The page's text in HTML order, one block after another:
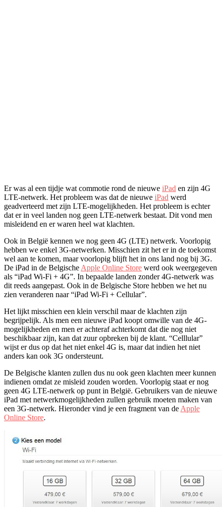
Er was al een tijdje wat commotie rond de nieuwe iPad en zijn 4G
LTE-netwerk. Het probleem was dat de nieuwe iPad werd
geadverteerd met zijn LTE-mogelijkheden. Het probleem is echter
dat er in veel landen nog geen LTE-netwerk bestaat. Dit vond men
misleidend en er waren heel wat klachten.
Ook in België kennen we nog geen 4G (LTE) netwerk. Voorlopig
hebben we enkel 3G-netwerken. Misschien zit het er in de toekomst
wel aan te komen, maar voorlopig blijft het in ons land nog bij 3G.
De iPad in de Belgische Apple Online Store werd ook weergegeven
als “iPad Wi-Fi + 4G”. In bepaalde landen zonder 4G-netwerk was
dit reeds aangepast. Ook in de Belgische Store hebben we het nu
zien veranderen naar “iPad Wi-Fi + Cellular”.
Het lijkt misschien een klein verschil maar de klachten zijn
begrijpelijk. Als men een nieuwe iPad koopt omwille van de 4G-
mogelijkheden en men er achteraf achterkomt dat die nog niet
beschikbaar zijn, kan dat zuur opbreken bij de klant. “Celllular”
wijst er dus op dat het niet enkel 4G is, maar dat indien het niet
anders kan ook 3G ondersteunt.
De Belgische klanten zullen dus nu ook geen klachten meer kunnen
indienen omdat ze misleid zouden worden. Voorlopig staat er nog
geen 4G LTE-netwerk op punt in België. Gebruikers van de nieuwe
iPad met netwerkmogelijkheden zullen gebruik moeten maken van
een 3G-netwerk. Hieronder vind je een fragment van de Apple
Online Store.